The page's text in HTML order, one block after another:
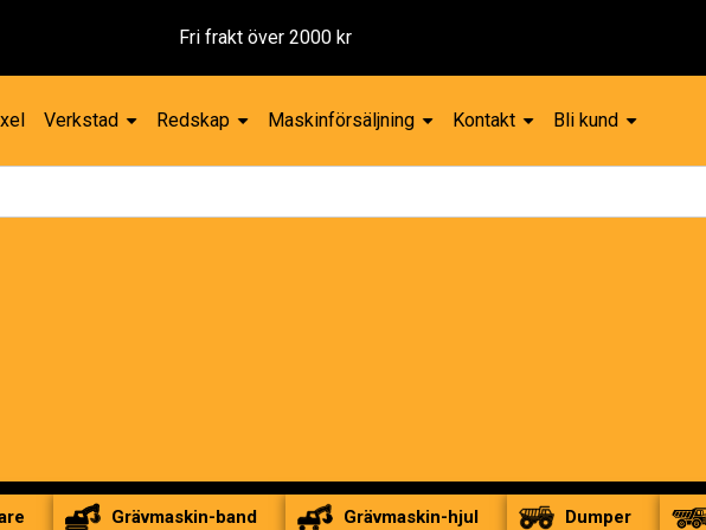
Verkstad Redskap Maskinförsäljning Kontakt Bli kund
Grävmaskin-band Grävmaskin-hjul Dumper